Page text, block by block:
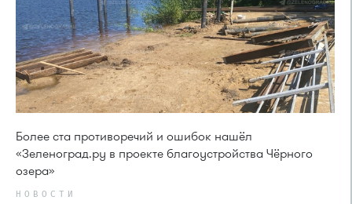
Более ста противоречий и ошибок нашёл
«Зеленоград.ру в проекте благоустройства Чёрного
озера»
НОВОСТИ